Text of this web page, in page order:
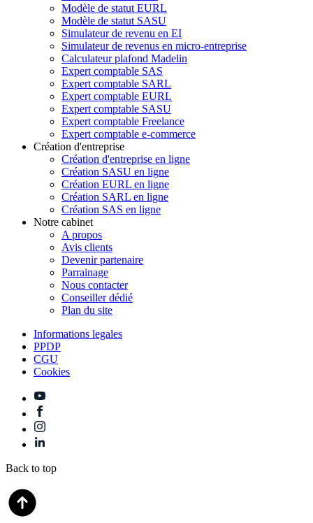
Modèle de statut EURL
Modèle de statut SASU
Simulateur de revenu en EI
Simulateur de revenus en micro-entreprise
Calculateur plafond Madelin
Expert comptable SAS
Expert comptable SARL
Expert comptable EURL
Expert comptable SASU
Expert comptable Freelance
Expert comptable e-commerce
Création d'entreprise
Création d'entreprise en ligne
Création SASU en ligne
Création EURL en ligne
Création SARL en ligne
Création SAS en ligne
Notre cabinet
A propos
Avis clients
Devenir partenaire
Parrainage
Nous contacter
Conseiller dédié
Plan du site
Informations legales
PPDP
CGU
Cookies
Back to top